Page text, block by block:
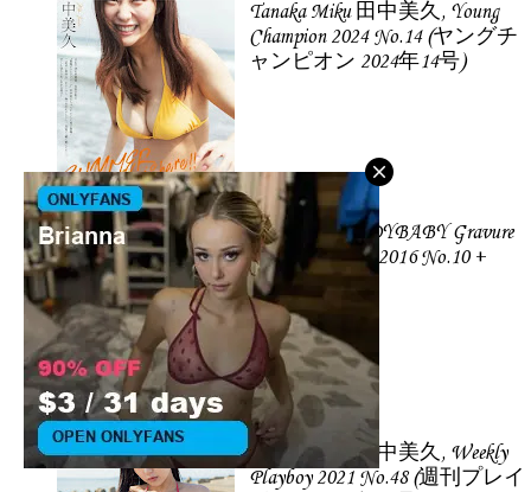
Tanaka Miku 田中美久, Young
Champion 2024 No.14 (ヤングチ
ャンピオン 2024年14号)
Kaneko Rie LADYBABY Gravure
Weekly Playboy 2016 No.10 +
2015 No.52.
Tanaka Miku 田中美久, Weekly
Playboy 2021 No.48 (週刊プレイ